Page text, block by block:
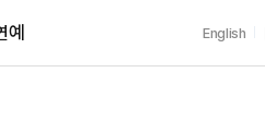
예 English